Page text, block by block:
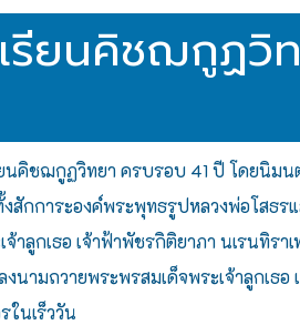
ยนคิชฌกูฏวิ
ชฌกูฏวิทยา ครบรอบ 41 ปี โดยนิมน
การะองค์พระพุทธรูปหลวงพ่อโสธรแ
าลูกเธอ เจ้าฟ้าพัชรกิติยาภา นเรนทิร
มถวายพระพรสมเด็จพระเจ้าลูกเธอ
นเร็ววัน